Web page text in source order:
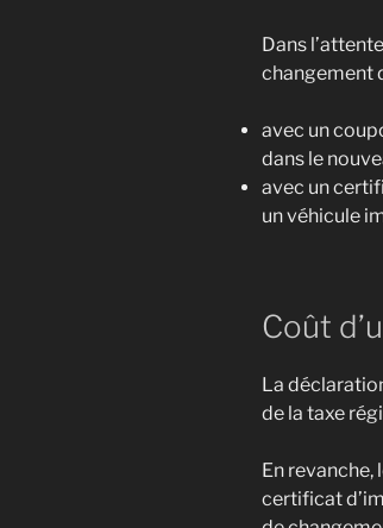
Dans
changement
avec un
dans le
avec un
un véhicule
Coût
La
de la taxe
En
certificat